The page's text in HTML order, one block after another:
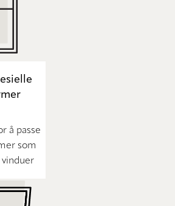
å passe
som
vinduer